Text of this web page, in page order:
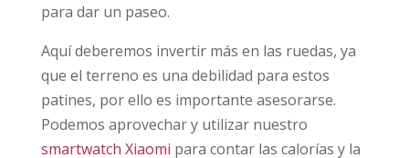
para dar un paseo.
Aquí deberemos invertir más en las ruedas, ya
que el terreno es una debilidad para estos
patines, por ello es importante asesorarse.
Podemos aprovechar y utilizar nuestro
smartwatch Xiaomi para contar las calorías y la